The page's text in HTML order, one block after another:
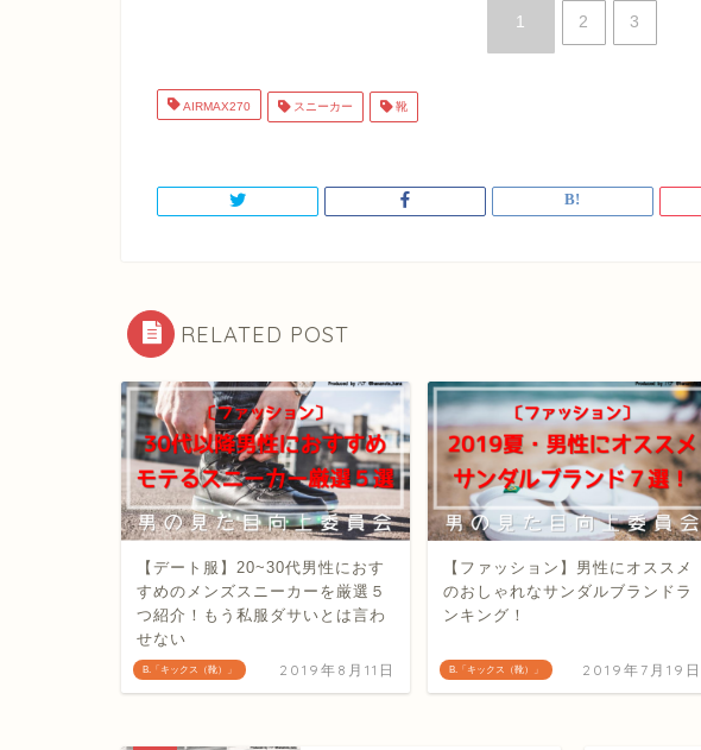
1 2 3
AIRMAX270 スニーカー 靴
RELATED POST
B.「キックス（靴）」
【デート服】20~30代男性におす
すめのメンズスニーカーを厳選５
つ紹介！もう私服ダサいとは言わ
せない
2019年8月11日
B.「キックス（靴）」
【ファッション】男性にオススメ
のおしゃれなサンダルブランドラ
ンキング！
2019年7月19日